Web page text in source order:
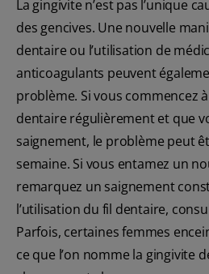
La gingivite n’est pas l’unique
des gencives. Une nouvelle
dentaire ou l’utilisation de
anticoagulants peuvent
problème. Si vous commencez
dentaire régulièrement et que
saignement, le problème peut
semaine. Si vous entamez un
remarquez un saignement
l’utilisation du fil dentaire,
Parfois, certaines femmes
ce que l’on nomme la gingivite